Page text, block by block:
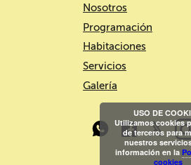
Nosotros
Programación
Habitaciones
Servicios
Galería
USO DE
Utilizamos cookies
de terceros para
nuestros
información en la
cookies